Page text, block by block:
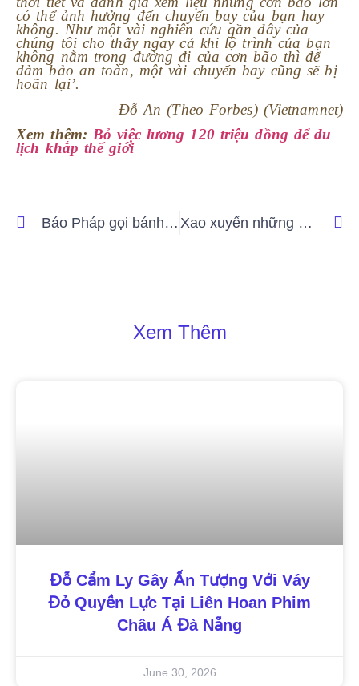
có thể ảnh hưởng đến chuyến bay của bạn hay
không. Như một vài nghiên cứu gần đây của
chúng tôi cho thấy ngay cả khi lộ trình của bạn
không nằm trong đường đi của cơn bão thì để
đảm bảo an toàn, một vài chuyến bay cũng sẽ bị
hoãn lại’.
Đỗ An (Theo Forbes) (Vietnamnet)
Xem thêm: Bỏ việc lương 120 triệu đồng để du
lịch khắp thế giới
Báo Pháp gọi bánh mì Việt Nam là “đối thủ đáng gờm” của hamburger Mỹ Xao xuyến những mùa hoa ở Hà Lan qua lăng kính của cô gái Việt
Xem Thêm
Đỗ Cẩm Ly Gây Ấn Tượng Với Váy
Đỏ Quyền Lực Tại Liên Hoan Phim
Châu Á Đà Nẵng
June 30, 2026